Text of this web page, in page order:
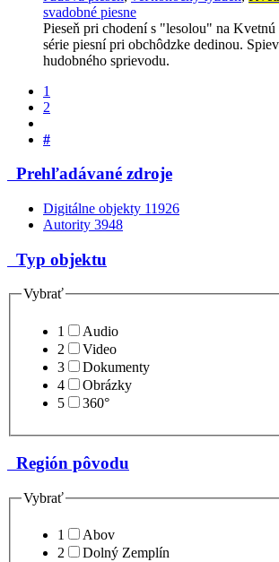
svadobné piesne
Pieseň pri chodení s "lesolou" na
série piesní pri obchôdzke dedinou.
hudobného sprievodu.
1
2
#
Prehľadávané zdroje
Digitálne objekty 11926
Autority 3948
Typ objektu
Vybrať
1
Audio
2
Video
3
Dokumenty
4
Obrázky
5
360°
Región pôvodu
Vybrať
1
Abov
2
Dolný Zemplín